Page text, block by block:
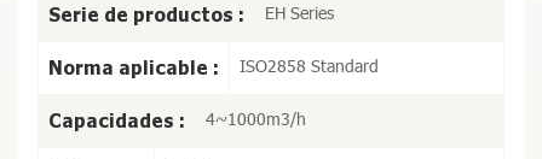
Serie de productos : EH Series
Norma aplicable : ISO2858 Standard
Capacidades : 4~1000m3/h